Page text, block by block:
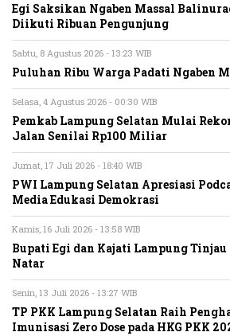
Egi Saksikan Ngaben Massal
Diikuti Ribuan Pengunjung
Sabtu, 8 Agustus 2026 - 13:23 WIB
Puluhan Ribu Warga Padati Ngaben
Selasa, 4 Agustus 2026 - 00:30 WIB
Pemkab Lampung Selatan Mulai
Jalan Senilai Rp100 Miliar
Jumat, 17 Juli 2026 - 18:40 WIB
PWI Lampung Selatan Apresiasi
Media Edukasi Demokrasi
Kamis, 16 Juli 2026 - 13:58 WIB
Bupati Egi dan Kajati Lampung Tinjau
Natar
Senin, 13 Juli 2026 - 13:27 WIB
TP PKK Lampung Selatan Raih
Imunisasi Zero Dose pada HKG PKK